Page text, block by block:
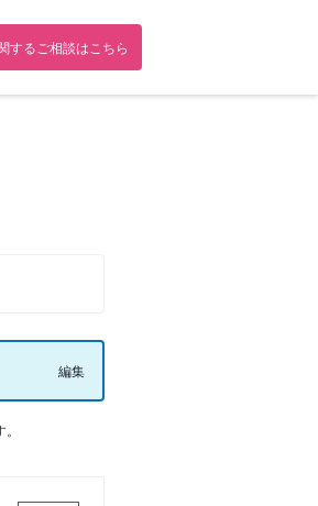
するご相談はこちら
編集